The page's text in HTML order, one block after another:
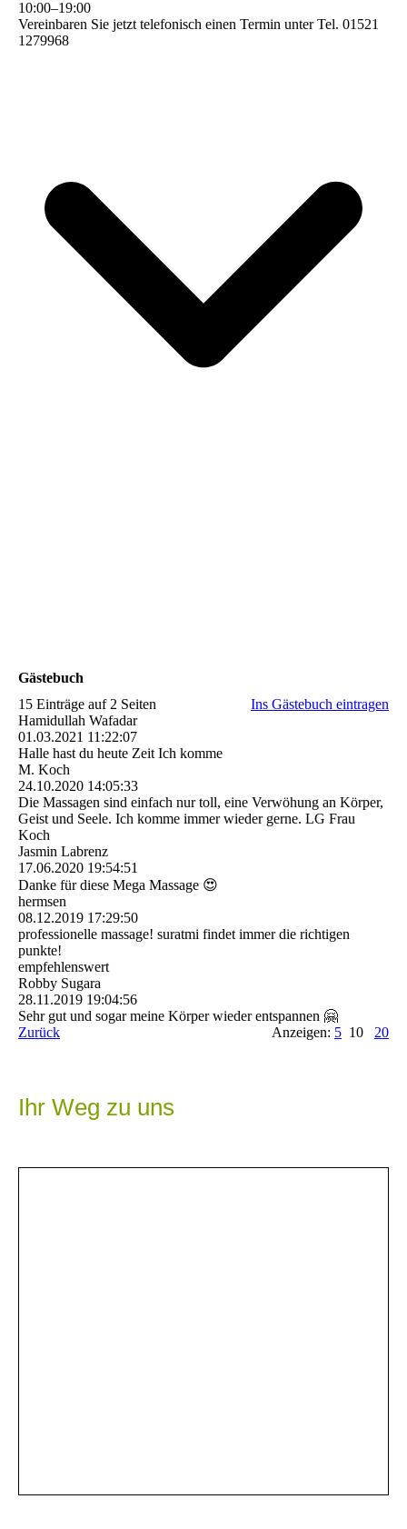
10:00–19:00
Vereinbaren Sie jetzt telefonisch einen Termin unter Tel. 01521
1279968
Gästebuch
15 Einträge auf 2 Seiten
Ins Gästebuch eintragen
Hamidullah Wafadar
01.03.2021 11:22:07
Halle hast du heute Zeit Ich komme
M. Koch
24.10.2020 14:05:33
Die Massagen sind einfach nur toll, eine Verwöhung an Körper,
Geist und Seele. Ich komme immer wieder gerne. LG Frau
Koch
Jasmin Labrenz
17.06.2020 19:54:51
Danke für diese Mega Massage 😍
hermsen
08.12.2019 17:29:50
professionelle massage! suratmi findet immer die richtigen
punkte!
empfehlenswert
Robby Sugara
28.11.2019 19:04:56
Sehr gut und sogar meine Körper wieder entspannen 🤗
Zurück
Anzeigen: 5 10 20
Ihr Weg zu uns